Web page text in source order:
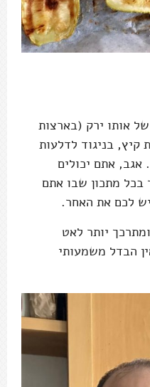
אותו ירק (בארצות
קיץ, בניגוד לדלעות
אתם יכולים
בכל מתכון שבו אתם
לכם את האחר.
יותר לאט
הבדל משמעותי